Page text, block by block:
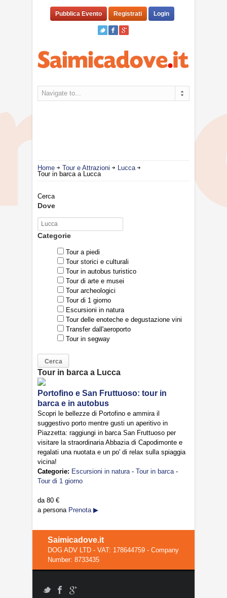
Pubblica Evento Registrati Login
Navigate to...
Home Tour e Attrazioni
Lucca
Tour in barca a Lucca
Cerca
Dove
Categorie
Tour a piedi
Tour storici e culturali
Tour in autobus turistico
Tour di arte e musei
Tour archeologici
Tour di 1 giorno
Escursioni in natura
Tour delle enoteche e degustazione vini
Transfer dall'aeroporto
Tour in segway
Tour in barca a Lucca
Portofino e San Fruttuoso: tour in
barca e in autobus
Scopri le bellezze di Portofino e ammira il
suggestivo porto mentre gusti un aperitivo in
Piazzetta: raggiungi in barca San Fruttuoso per
visitare la straordinaria Abbazia di Capodimonte e
regalati una nuotata e un po' di relax sulla spiaggia
vicina!
Categorie: Escursioni in natura - Tour in barca -
Tour di 1 giorno
da 80 €
a persona Prenota ▶
Saimicadove.it
DOG ADV LTD - VAT: 178644759 - Company
Number: 8733435